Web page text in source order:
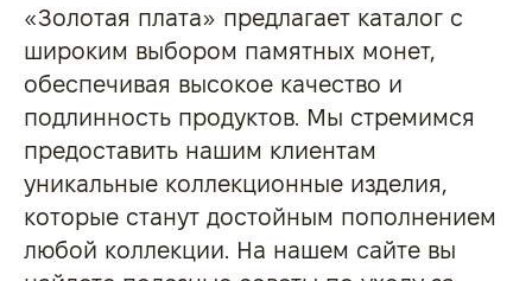
«Золотая плата» предлагает каталог с
широким выбором памятных монет,
обеспечивая высокое качество и
подлинность продуктов. Мы стремимся
предоставить нашим клиентам
уникальные коллекционные изделия,
которые станут достойным пополнением
любой коллекции. На нашем сайте вы